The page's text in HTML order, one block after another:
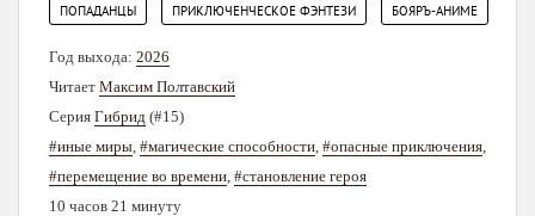
ПОПАДАНЦЫ ПРИКЛЮЧЕНЧЕСКОЕ ФЭНТЕЗИ БОЯРЪ-АНИМЕ
Год выхода: 2026
Читает Максим Полтавский
Серия Гибрид (#15)
#иные миры #магические способности #опасные приключения
#перемещение во времени #становление героя
10 часов 21 минуту